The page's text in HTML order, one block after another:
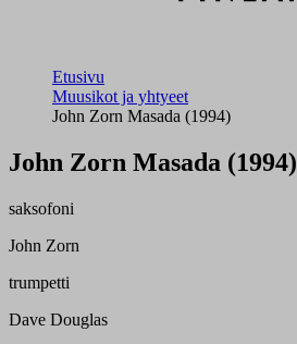
Etusivu
Muusikot ja yhtyeet
John Zorn Masada (1994)
John Zorn Masada (1994)
saksofoni
John Zorn
trumpetti
Dave Douglas